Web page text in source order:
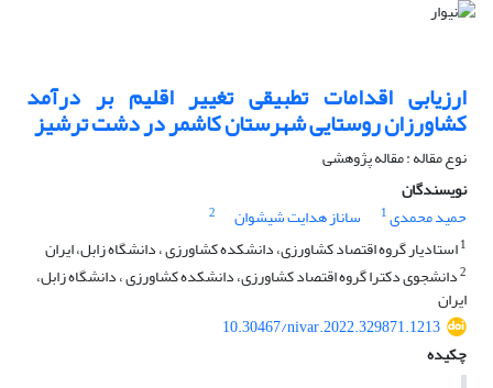
ارزیابی اقدامات تطبیقی تغییر اقلیم بر درآمد
کشاورزان روستایی شهرستان کاشمر در دشت ترشیز
نوع مقاله : مقاله پژوهشی
نویسندگان
حمید محمدی1 ساناز هدایت شیشوان
2
1استادیار گروه اقتصاد کشاورزی، دانشکده کشاورزی ، دانشگاه زابل، ایران
2دانشجوی دکترا گروه اقتصاد کشاورزی، دانشکده کشاورزی ، دانشگاه زابل،
ایران
10.30467/nivar.2022.329871.1213
چکیده